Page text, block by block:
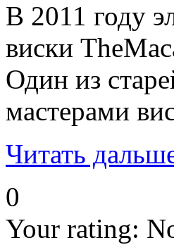
В 2011 году
виски
Один из
мастерами
Читать
0
Your rating: